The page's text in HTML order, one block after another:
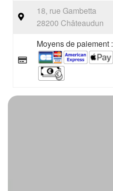
18, rue Gambetta
28200 Châteaudun
Moyens de paiement :